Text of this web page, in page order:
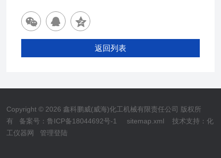
返回列表
Copyright © 2026 鑫科鹏威(威海)化工机械有限责任公司 版权所
有 备案号：鲁ICP备18044692号-1 sitemap.xml 技术支持：化
工仪器网
管理登陆